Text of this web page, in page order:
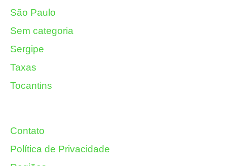
São Paulo
Sem categoria
Sergipe
Taxas
Tocantins
Contato
Política de Privacidade